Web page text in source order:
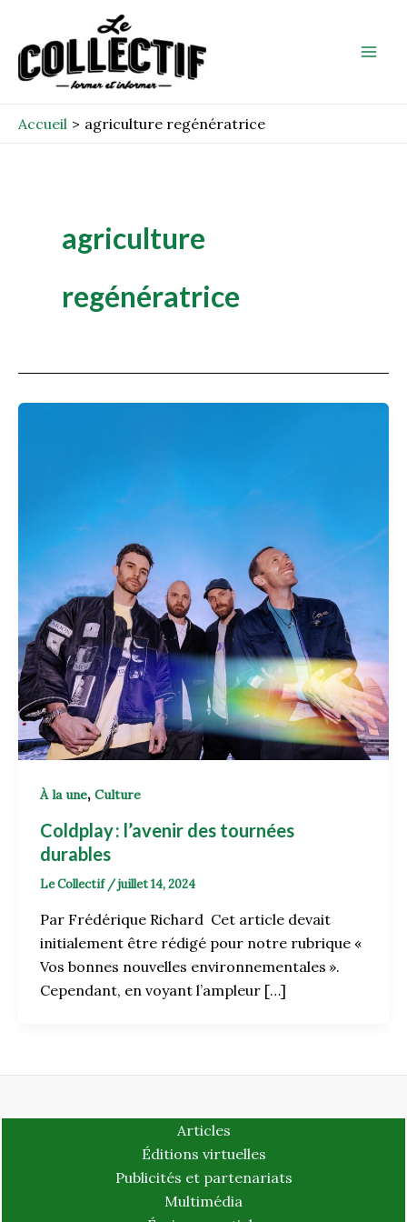
contenu
Accueil agriculture regénératrice
agriculture
regénératrice
À la une, Culture
Coldplay : l’avenir des tournées
durables
Le Collectif /juillet 14, 2024
Par Frédérique Richard Cet article devait
initialement être rédigé pour notre rubrique «
Vos bonnes nouvelles environnementales ».
Cependant, en voyant l’ampleur […]
Articles
Éditions virtuelles
Publicités et partenariats
Multimédia